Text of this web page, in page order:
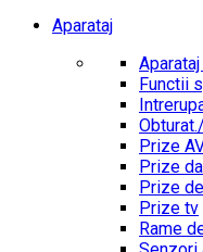
Aparataj
Functii
Prize
Prize
Prize
Prize tv
Rame